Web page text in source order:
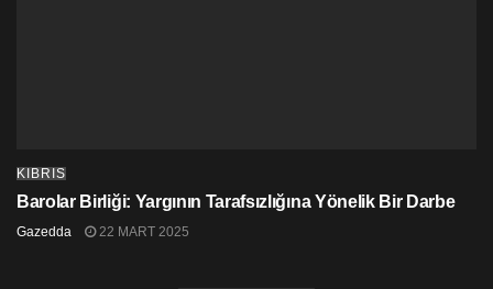
KIBRIS
Barolar Birliği: Yargının Tarafsızlığına Yönelik Bir Darbe
Gazedda 22 MART 2025